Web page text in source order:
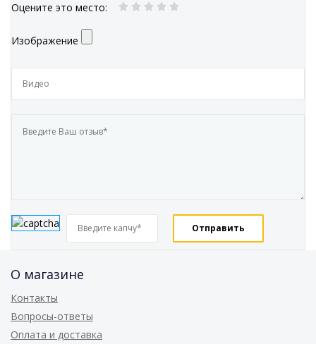
Оцените это место:
Изображение
О магазине
Контакты
Вопросы-ответы
Оплата и доставка